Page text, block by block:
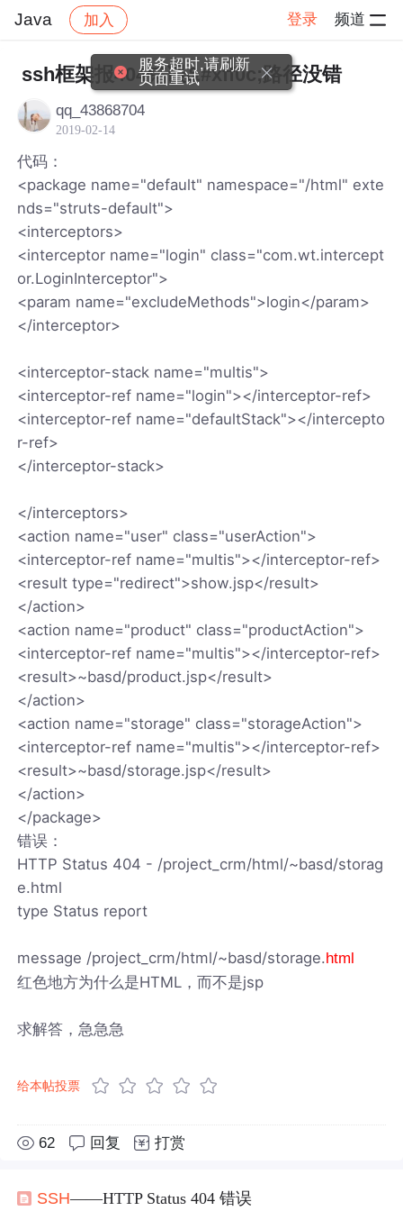
Java 加入 登录 频道
社区 Java 帖子详情
ssh框架报404错误&#xff0c;路径没错
qq_43868704
2019-02-14
代码：
<package name="default" namespace="/html" exte
nds="struts-default">
<interceptors>
<interceptor name="login" class="com.wt.intercept
or.LoginInterceptor">
<param name="excludeMethods">login</param>
</interceptor>
<interceptor-stack name="multis">
<interceptor-ref name="login"></interceptor-ref>
<interceptor-ref name="defaultStack"></intercepto
r-ref>
</interceptor-stack>
</interceptors>
<action name="user" class="userAction">
<interceptor-ref name="multis"></interceptor-ref>
<result type="redirect">show.jsp</result>
</action>
<action name="product" class="productAction">
<interceptor-ref name="multis"></interceptor-ref>
<result>~basd/product.jsp</result>
</action>
<action name="storage" class="storageAction">
<interceptor-ref name="multis"></interceptor-ref>
<result>~basd/storage.jsp</result>
</action>
</package>
错误：
HTTP Status 404 - /project_crm/html/~basd/storag
e.html
type Status report
message /project_crm/html/~basd/storage.html
红色地方为什么是HTML，而不是jsp
求解答，急急急
给本帖投票
62 回复 打赏
SSH——HTTP Status 404 错误
服务超时,请刷新
页面重试